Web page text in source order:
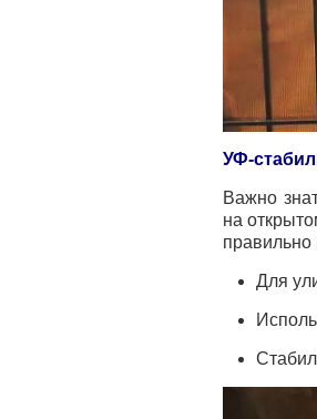
УФ-
Важно
на
правильно
Для